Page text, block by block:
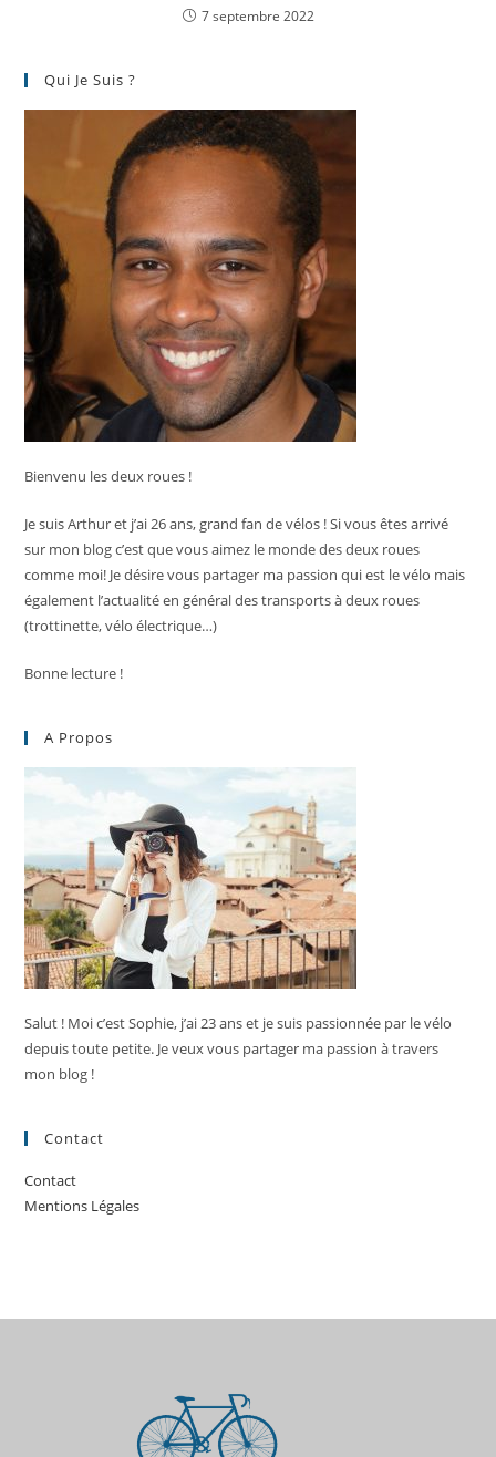
7 septembre 2022
Qui Je Suis ?
Bienvenu les deux roues !
Je suis Arthur et j’ai 26 ans, grand fan de vélos ! Si vous êtes arrivé
sur mon blog c’est que vous aimez le monde des deux roues
comme moi! Je désire vous partager ma passion qui est le vélo mais
également l’actualité en général des transports à deux roues
(trottinette, vélo électrique…)
Bonne lecture !
A Propos
Salut ! Moi c’est Sophie, j’ai 23 ans et je suis passionnée par le vélo
depuis toute petite. Je veux vous partager ma passion à travers
mon blog !
Contact
Contact
Mentions Légales